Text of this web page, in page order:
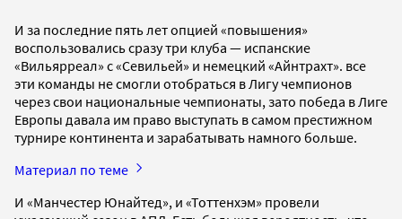
И за последние пять лет опцией «повышения»
воспользовались сразу три клуба — испанские
«Вильярреал» с «Севильей» и немецкий «Айнтрахт». все
эти команды не смогли отобраться в Лигу чемпионов
через свои национальные чемпионаты, зато победа в Лиге
Европы давала им право выступать в самом престижном
турнире континента и зарабатывать намного больше.
Материал по теме
И «Манчестер Юнайтед», и «Тоттенхэм» провели